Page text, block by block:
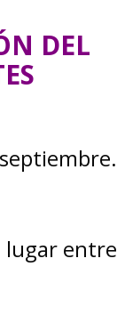
DEL
lugar entre